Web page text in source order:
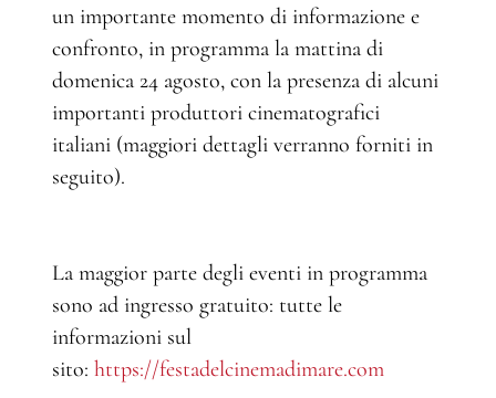
un importante momento di informazione e
confronto, in programma la mattina di
domenica 24 agosto, con la presenza di alcuni
importanti produttori cinematografici
italiani (maggiori dettagli verranno forniti in
seguito).
La maggior parte degli eventi in programma
sono ad ingresso gratuito: tutte le
informazioni sul
sito: https://festadelcinemadimare.com